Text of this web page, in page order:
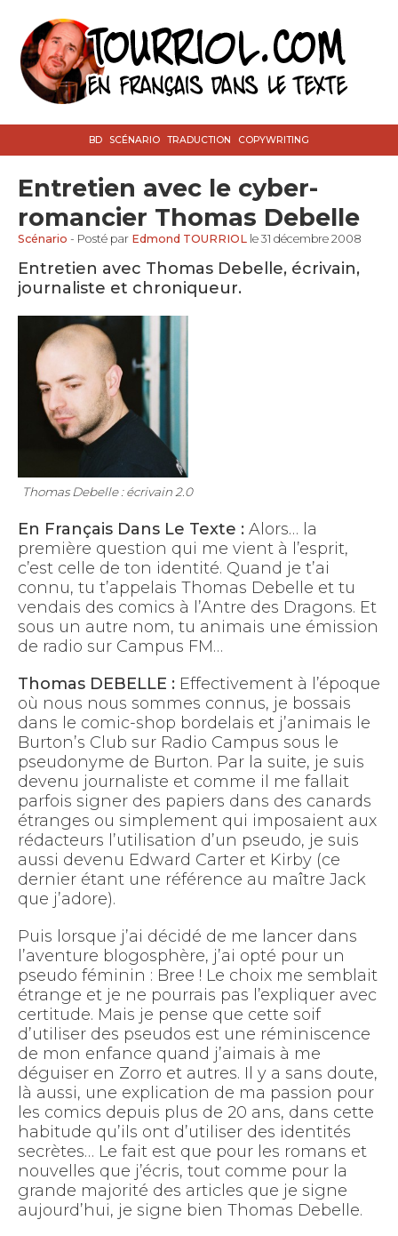
BD SCÉNARIO TRADUCTION COPYWRITING
Entretien avec le cyber-
romancier Thomas Debelle
Scénario - Posté par Edmond TOURRIOL le 31 décembre 2008
Entretien avec Thomas Debelle, écrivain,
journaliste et chroniqueur.
Thomas Debelle : écrivain 2.0
En Français Dans Le Texte : Alors… la
première question qui me vient à l’esprit,
c’est celle de ton identité. Quand je t’ai
connu, tu t’appelais Thomas Debelle et tu
vendais des comics à l’Antre des Dragons. Et
sous un autre nom, tu animais une émission
de radio sur Campus FM…
Thomas DEBELLE : Effectivement à l’époque
où nous nous sommes connus, je bossais
dans le comic-shop bordelais et j’animais le
Burton’s Club sur Radio Campus sous le
pseudonyme de Burton. Par la suite, je suis
devenu journaliste et comme il me fallait
parfois signer des papiers dans des canards
étranges ou simplement qui imposaient aux
rédacteurs l’utilisation d’un pseudo, je suis
aussi devenu Edward Carter et Kirby (ce
dernier étant une référence au maître Jack
que j’adore).
Puis lorsque j’ai décidé de me lancer dans
l’aventure blogosphère, j’ai opté pour un
pseudo féminin : Bree ! Le choix me semblait
étrange et je ne pourrais pas l’expliquer avec
certitude. Mais je pense que cette soif
d’utiliser des pseudos est une réminiscence
de mon enfance quand j’aimais à me
déguiser en Zorro et autres. Il y a sans doute,
là aussi, une explication de ma passion pour
les comics depuis plus de 20 ans, dans cette
habitude qu’ils ont d’utiliser des identités
secrètes… Le fait est que pour les romans et
nouvelles que j’écris, tout comme pour la
grande majorité des articles que je signe
aujourd’hui, je signe bien Thomas Debelle.